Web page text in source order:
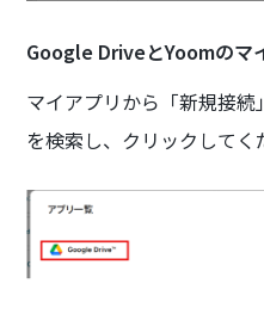
Google DriveとYoomのマ
マイアプリから「新規接
を検索し、クリックしてく